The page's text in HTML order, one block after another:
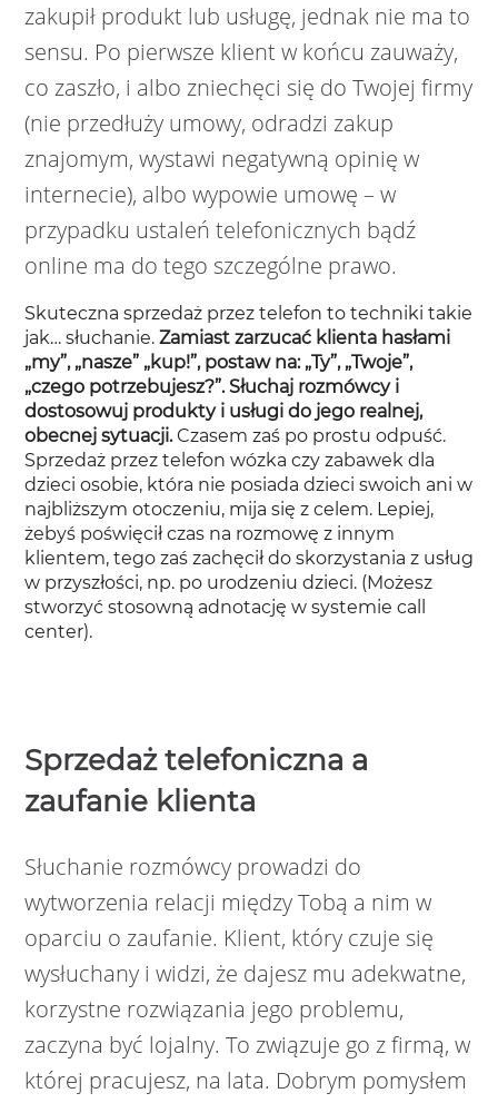
zakupił produkt lub usługę, jednak nie ma to
sensu. Po pierwsze klient w końcu zauważy,
co zaszło, i albo zniechęci się do Twojej firmy
(nie przedłuży umowy, odradzi zakup
znajomym, wystawi negatywną opinię w
internecie), albo wypowie umowę – w
przypadku ustaleń telefonicznych bądź
online ma do tego szczególne prawo.
Skuteczna sprzedaż przez telefon to techniki takie
jak… słuchanie. Zamiast zarzucać klienta hasłami
„my”, „nasze” „kup!”, postaw na: „Ty”, „Twoje”,
„czego potrzebujesz?”. Słuchaj rozmówcy i
dostosowuj produkty i usługi do jego realnej,
obecnej sytuacji.Czasem zaś po prostu odpuść.
Sprzedaż przez telefon wózka czy zabawek dla
dzieci osobie, która nie posiada dzieci swoich ani w
najbliższym otoczeniu, mija się z celem. Lepiej,
żebyś poświęcił czas na rozmowę z innym
klientem, tego zaś zachęcił do skorzystania z usług
w przyszłości, np. po urodzeniu dzieci. (Możesz
stworzyć stosowną adnotację w systemie call
center).
Sprzedaż telefoniczna a
zaufanie klienta
Słuchanie rozmówcy prowadzi do
wytworzenia relacji między Tobą a nim w
oparciu o zaufanie. Klient, który czuje się
wysłuchany i widzi, że dajesz mu adekwatne,
korzystne rozwiązania jego problemu,
zaczyna być lojalny. To związuje go z firmą, w
której pracujesz, na lata. Dobrym pomysłem